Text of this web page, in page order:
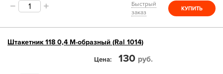
Быстрый
заказ
КУПИТЬ
Штакетник 118 0,4 М-образный (Ral 1014)
Цена 130 руб.